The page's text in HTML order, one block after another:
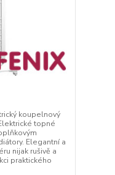
koupelnový
topné
Elegantní a
nijak rušivě a
praktického